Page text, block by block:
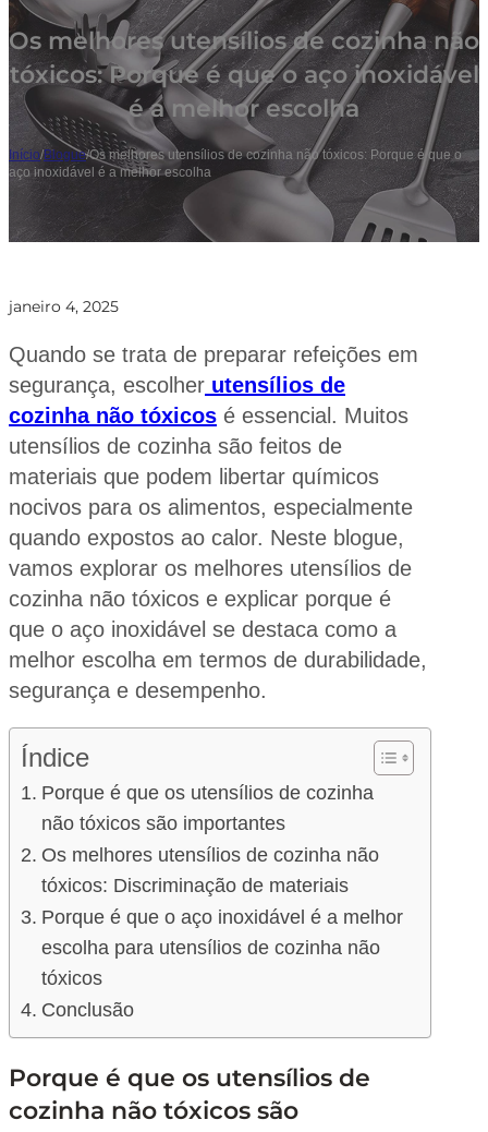
Os melhores utensílios de cozinha não
tóxicos: Porque é que o aço inoxidável
é a melhor escolha
Início/Blogue/Os melhores utensílios de cozinha não tóxicos: Porque é que o
aço inoxidável é a melhor escolha
janeiro 4, 2025
Quando se trata de preparar refeições em
segurança, escolher utensílios de
cozinha não tóxicos é essencial. Muitos
utensílios de cozinha são feitos de
materiais que podem libertar químicos
nocivos para os alimentos, especialmente
quando expostos ao calor. Neste blogue,
vamos explorar os melhores utensílios de
cozinha não tóxicos e explicar porque é
que o aço inoxidável se destaca como a
melhor escolha em termos de durabilidade,
segurança e desempenho.
Índice
Porque é que os utensílios de cozinha
não tóxicos são importantes
Os melhores utensílios de cozinha não
tóxicos: Discriminação de materiais
Porque é que o aço inoxidável é a melhor
escolha para utensílios de cozinha não
tóxicos
Conclusão
Porque é que os utensílios de
cozinha não tóxicos são